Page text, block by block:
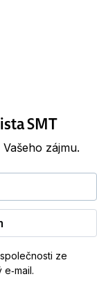
SMT
zájmu.
ze